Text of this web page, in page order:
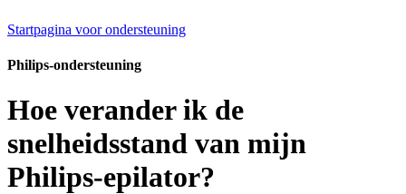
Startpagina voor ondersteuning
Philips-ondersteuning
Hoe verander ik de
snelheidsstand van mijn
Philips-epilator?